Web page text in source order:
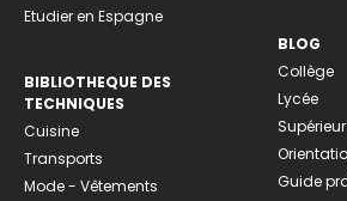
Etudier en Espagne
BIBLIOTHEQUE DES
TECHNIQUES
Cuisine
Transports
Mode - Vêtements
BLOG
Collège
Lycée
Supérieur
Guide